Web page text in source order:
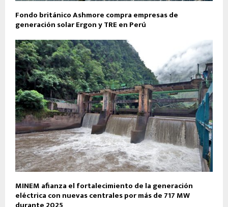
Fondo británico Ashmore compra empresas de
generación solar Ergon y TRE en Perú
MINEM afianza el fortalecimiento de la generación
eléctrica con nuevas centrales por más de 717 MW